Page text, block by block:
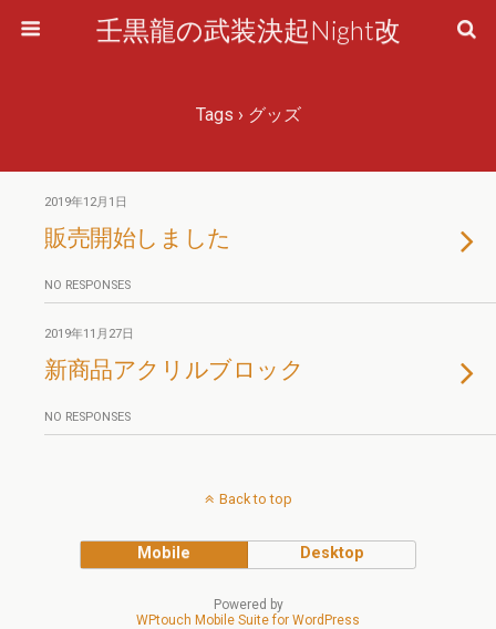
壬黒龍の武装決起Night改
Tags › グッズ
2019年12月1日
販売開始しました
NO RESPONSES
2019年11月27日
新商品アクリルブロック
NO RESPONSES
Back to top
Mobile Desktop
Powered by
WPtouch Mobile Suite for WordPress